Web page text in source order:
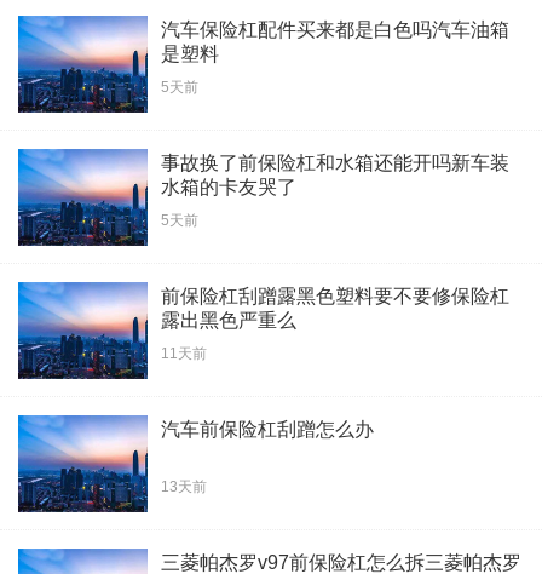
汽车保险杠配件买来都是白色吗汽车油箱
是塑料
5天前
事故换了前保险杠和水箱还能开吗新车装
水箱的卡友哭了
5天前
前保险杠刮蹭露黑色塑料要不要修保险杠
露出黑色严重么
11天前
汽车前保险杠刮蹭怎么办
13天前
三菱帕杰罗v97前保险杠怎么拆三菱帕杰罗